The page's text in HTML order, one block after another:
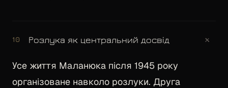
10 Розлука як центральний досвід +
Усе життя Маланюка після 1945 року
організоване навколо розлуки. Друга